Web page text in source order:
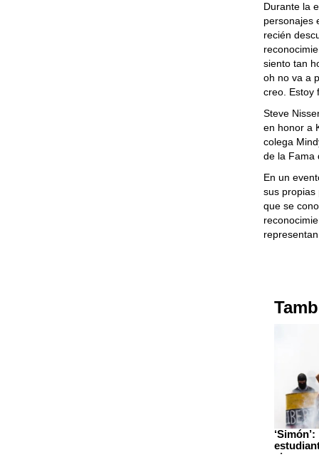
Durante la
personajes
recién
siento tan
oh no va a
creo. Estoy
Steve
en honor a
colega
de la Fama
En un
sus propias
que se